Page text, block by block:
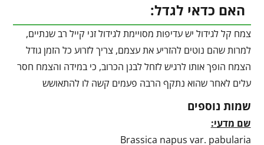
האם כדאי לגדל:
צמח קל לגידול יש עדיפות מסויימת לגידול זני קייל רב שנתיים,
למרות שהם נוטים להזריע את עצמם, צריך לזרוע כל הזמן גודל
הצמח הופך אותו לרגיש לזחל לבנן הכרוב, כי במידה והצמח חסר
עלים לאחר שהוא נתקף הרבה פעמים קשה לו להתאושש
שמות נוספים
שם מדעי:
Brassica napus var. pabularia